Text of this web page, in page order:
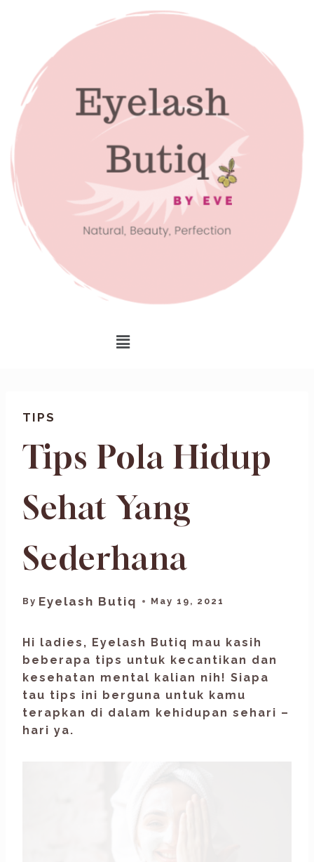
TIPS
Tips Pola Hidup
Sehat Yang
Sederhana
By Eyelash Butiq May 19, 2021
Hi ladies, Eyelash Butiq mau kasih
beberapa tips untuk kecantikan dan
kesehatan mental kalian nih! Siapa
tau tips ini berguna untuk kamu
terapkan di dalam kehidupan sehari –
hari ya.